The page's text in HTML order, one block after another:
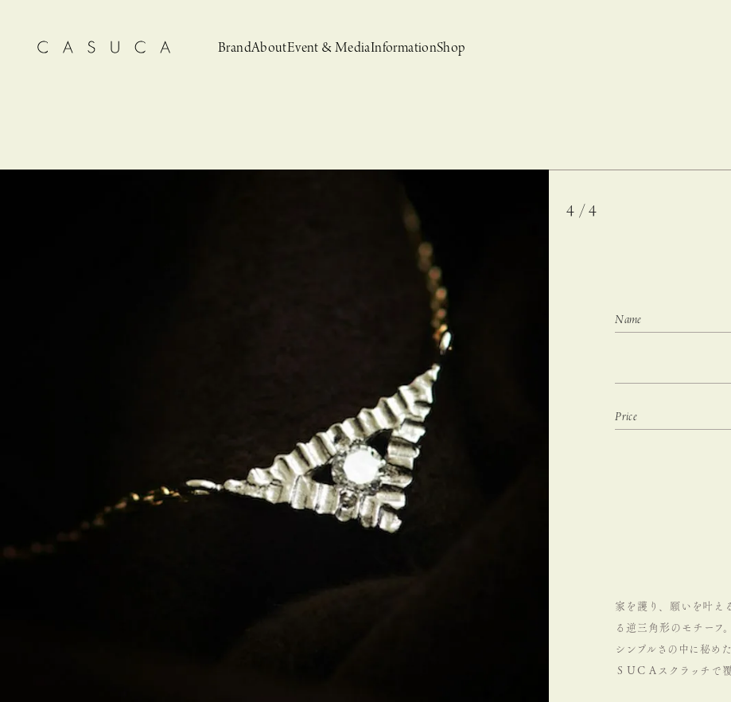
Brand
ブライダルアクセサリーブランド
コラボレーションブランド
AboutEvent & MediaInformationShop
4 / 4
家を護り、願いを叶え
る逆三角形のモチーフ。
シンプルさの中に秘め
ＳＵＣＡスクラッチで